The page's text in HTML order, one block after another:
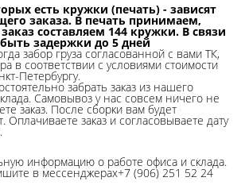
есть кружки (печать) - зависят
заказа. В печать принимаем,
составляем 144 кружки. В связи
задержки до 5 дней
забор груза согласованной с вами ТК,
в соответствии с условиями стоимости
Петербургу.
забрать заказ из нашего
Самовывоз у нас совсем ничего не
заказ. После сборки вам будет
Оплачиваете заказ и согласовываете дату
информацию о работе офиса и склада.
в мессенджерах+7 (906) 251 52 24